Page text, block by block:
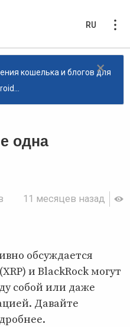
RU
×
кошелька и блогов для
одна
11 месяцев назад
обсуждается
и BlackRock могут
собой или даже
Давайте